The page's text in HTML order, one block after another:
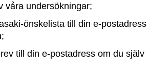
våra undersökningar;
önskelista till din e-postadress
till din e-postadress om du själv